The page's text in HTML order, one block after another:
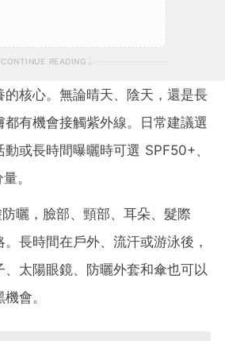
CONTINUE READING
的核心。無論晴天、陰天，還是長
都有機會接觸紫外線。日常建議選
或長時間曝曬時可選 SPF50+、
。
曬，臉部、頸部、耳朵、髮際
長時間在戶外、流汗或游泳後，
、太陽眼鏡、防曬外套和傘也可以
會。